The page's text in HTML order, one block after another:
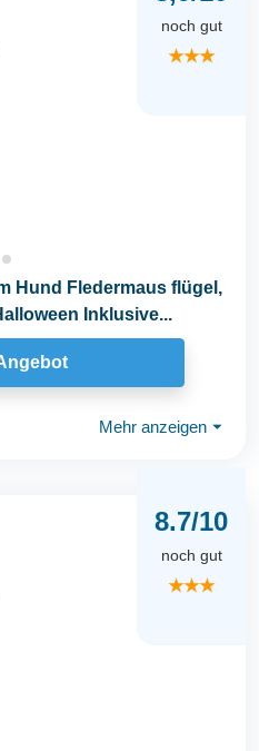
noch gut
★★★
Hund Fledermaus flügel,
Inklusive...
Mehr anzeigen ⏷
8.7/10
noch gut
★★★